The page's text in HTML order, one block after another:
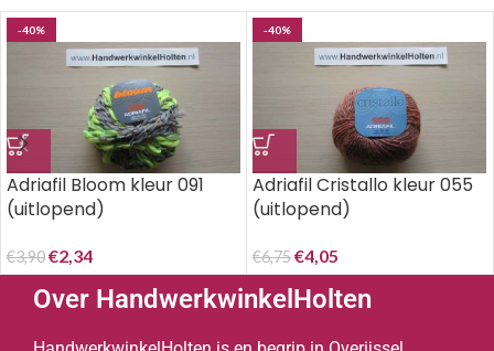
-40%
Adriafil Bloom kleur 091
(uitlopend)
€3,90€2,34
-40%
Adriafil Cristallo kleur 055
(uitlopend)
€6,75€4,05
Over HandwerkwinkelHolten